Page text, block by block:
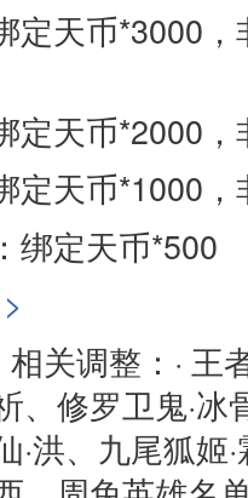
定天币*3000
定天币*2000
定天币*1000
绑定天币*500
关调整：· 王
、修罗卫鬼·冰
·洪、九尾狐姬